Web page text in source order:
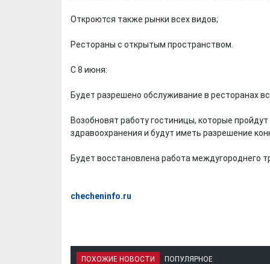
Откроются также рынки всех видов;
Рестораны с открытым пространством.
С 8 июня:
Будет разрешено обслуживание в ресторанах
Возобновят работу гостиницы, которые
здравоохранения и будут иметь разрешение
Будет восстановлена работа междугороднего
checheninfo.ru
ПОХОЖИЕ НОВОСТИ ПОПУЛЯРНОЕ